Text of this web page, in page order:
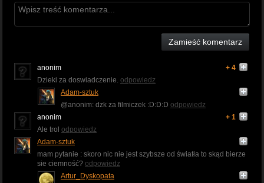
Zamieść komentarz
anonim
+ 4
Dzieki za doswiadczenie. odpowiedz
Adam-sztuk
@anonim: dzk za filmiczek :D:D:D odpowiedz
anonim
+ 1
Ale trol odpowiedz
Adam-sztuk
mam pytanie : skoro nic nie jest szybsze od światła to skąd bierze
sie ciemność? odpowiedz
Artur_Dyskopata